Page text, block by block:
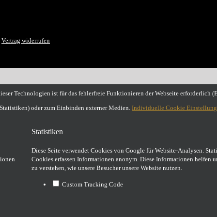
Vertrag widerrufen
Technologien ist für das fehlerfreie Funktionieren der Webseite erforderlich
oder zum Einbinden externer Medien.Individuelle Cookie
Statistiken
Diese Seite verwendet Cookies von Google für Website-Analysen.
Cookies erfassen Informationen anonym. Diese Informationen helfen
zu verstehen, wie unsere Besucher unsere Website nutzen.
Custom Tracking Code